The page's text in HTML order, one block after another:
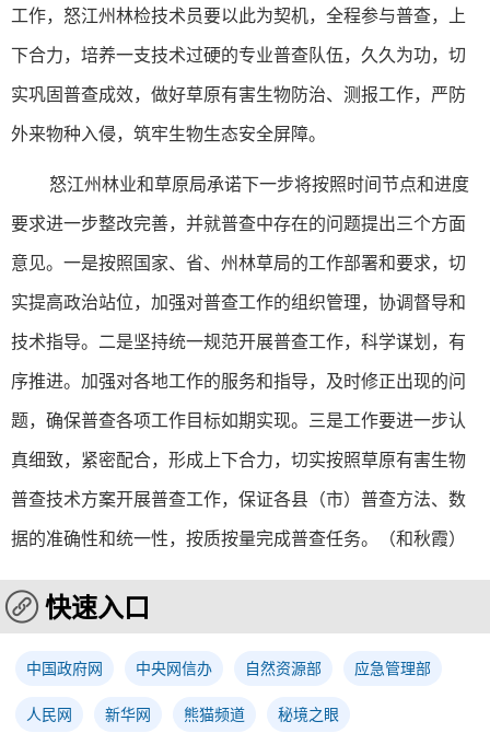
工作，怒江州林检技术员要以此为契机，全程参与普查，上
下合力，培养一支技术过硬的专业普查队伍，久久为功，切
实巩固普查成效，做好草原有害生物防治、测报工作，严防
外来物种入侵，筑牢生物生态安全屏障。
怒江州林业和草原局承诺下一步将按照时间节点和进度
要求进一步整改完善，并就普查中存在的问题提出三个方面
意见。一是按照国家、省、州林草局的工作部署和要求，切
实提高政治站位，加强对普查工作的组织管理，协调督导和
技术指导。二是坚持统一规范开展普查工作，科学谋划，有
序推进。加强对各地工作的服务和指导，及时修正出现的问
题，确保普查各项工作目标如期实现。三是工作要进一步认
真细致，紧密配合，形成上下合力，切实按照草原有害生物
普查技术方案开展普查工作，保证各县（市）普查方法、数
据的准确性和统一性，按质按量完成普查任务。（和秋霞）
快速入口
中国政府网 中央网信办 自然资源部 应急管理部
人民网 新华网 熊猫频道 秘境之眼